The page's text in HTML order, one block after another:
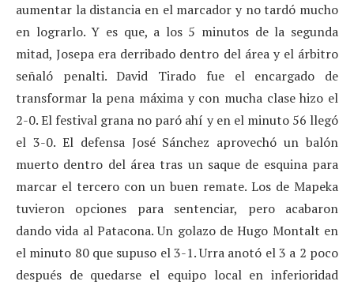
aumentar la distancia en el marcador y no tardó mucho
en lograrlo. Y es que, a los 5 minutos de la segunda
mitad, Josepa era derribado dentro del área y el árbitro
señaló penalti. David Tirado fue el encargado de
transformar la pena máxima y con mucha clase hizo el
2-0. El festival grana no paró ahí y en el minuto 56 llegó
el 3-0. El defensa José Sánchez aprovechó un balón
muerto dentro del área tras un saque de esquina para
marcar el tercero con un buen remate. Los de Mapeka
tuvieron opciones para sentenciar, pero acabaron
dando vida al Patacona. Un golazo de Hugo Montalt en
el minuto 80 que supuso el 3-1. Urra anotó el 3 a 2 poco
después de quedarse el equipo local en inferioridad